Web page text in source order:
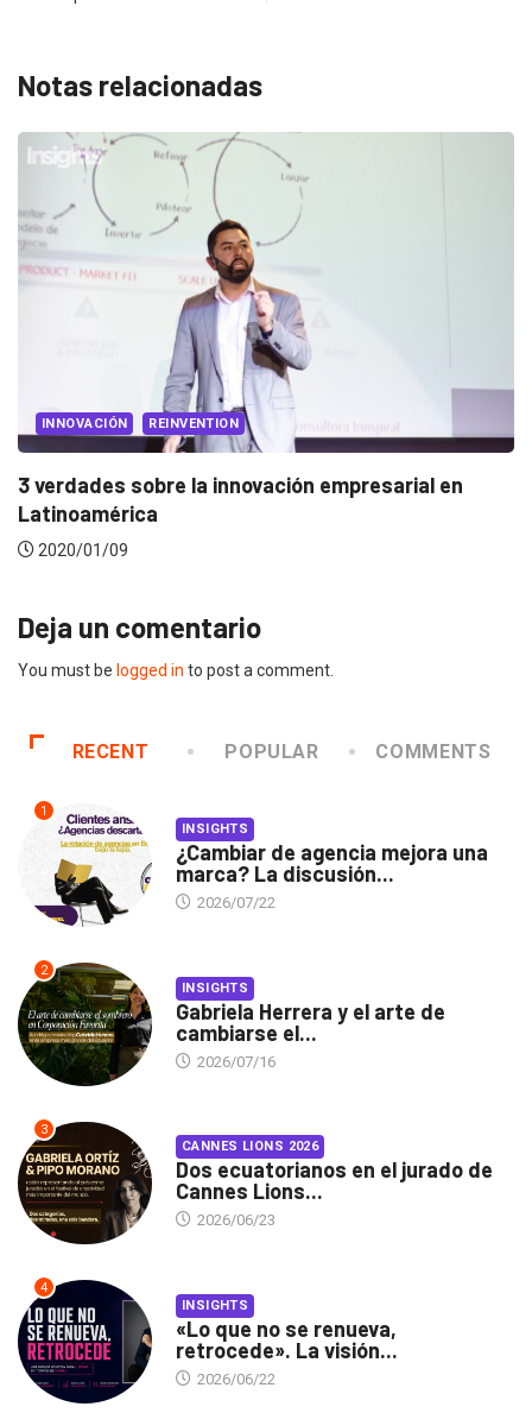
Notas relacionadas
EVENTOS LUX AWARDS
Conoce a los ganadores de Lux Awards 2019
2019/12/04
Deja un comentario
You must be logged in to post a comment.
RECENT POPULAR COMMENTS
1
INSIGHTS
¿Cambiar de agencia mejora una
marca? La discusión...
2026/07/22
2
INSIGHTS
Gabriela Herrera y el arte de
cambiarse el...
2026/07/16
3
CANNES LIONS 2026
Dos ecuatorianos en el jurado de
Cannes Lions...
2026/06/23
4
INSIGHTS
«Lo que no se renueva,
retrocede». La visión...
2026/06/22